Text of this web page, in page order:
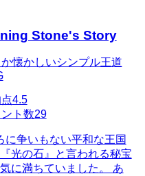
Stone's Story
か懐かしいシンプル王道
4.5
ト数29
に争いもない平和な王国
光の石』と言われる秘宝
に満ちていました。 あ